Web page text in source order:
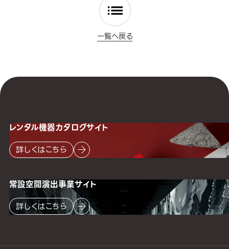
一覧へ戻る
レンタル機器カタログサイト
詳しくはこちら
常設空間演出事業サイト
詳しくはこちら